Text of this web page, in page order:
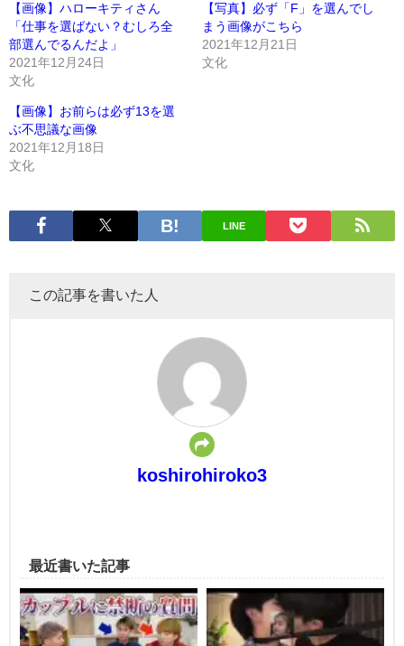
【画像】ハローキティさん
「仕事を選ばない？むしろ全
部選んでるんだよ」
2021年12月24日
文化
【写真】必ず「F」を選んでし
まう画像がこちら
2021年12月21日
文化
【画像】お前らは必ず13を選
ぶ不思議な画像
2021年12月18日
文化
LINE
この記事を書いた人
koshirohiroko3
最近書いた記事